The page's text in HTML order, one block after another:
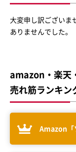
大変申し訳ございま
ありませんでした。
amazon・楽天
売れ筋ランキン
Amazon「